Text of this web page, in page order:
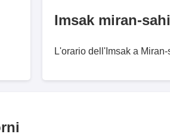
Imsak miran-
L'orario dell'Imsak a